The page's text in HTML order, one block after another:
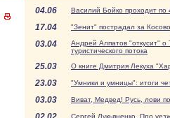
04.06 Василий Бойко проходит
17.04 "Зенит" пострадал за Косово
03.04
Андрей Алпатов "откусит" о
туристического потока
25.03 О книге Дмитрия Лекуха
23.03 "Умники и умницы": итоги
03.03 Виват, Медвед! Русь, лови
Сергей Лукьяненко. Про